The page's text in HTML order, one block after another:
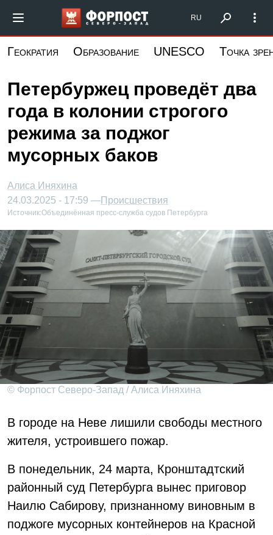
основному
Форпост Северо-Запад
RU
Геократия Образование UNESCO Точка
Петербуржец проведёт два
года в колонии строгого
режима за поджог
мусорных баков
Алиса Иняхина
24.03.2025 - 17:59 —Происшествия
Источник:Объединённая пресс-служба судов Петербурга
© Форпост Северо-Запад / Алиса Иняхина
В городе на Неве лишили свободы местного
жителя, устроившего пожар.
В понедельник, 24 марта, Кронштадтский
районный суд Петербурга вынес приговор
Наилю Сабирову, признанному виновным в
поджоге мусорных контейнеров на Красной